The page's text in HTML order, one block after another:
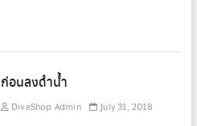
ก่อนลงดำน้ำ
DiveShop Admin July 31, 2018